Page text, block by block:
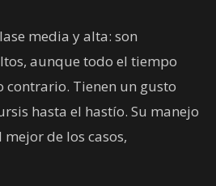
media y alta: son
aunque todo el tiempo
Tienen un gusto
hasta el hastío. Su manejo
de los casos,